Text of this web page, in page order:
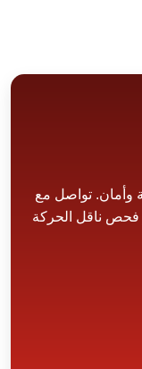
وأمان. تواصل مع
04 323 2832 واحجز فحص ناقل الحركة